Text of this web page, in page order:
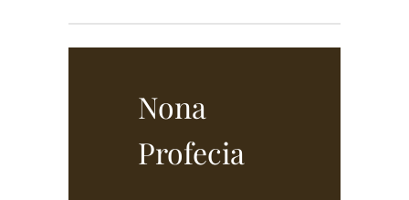
Nona
Profecia